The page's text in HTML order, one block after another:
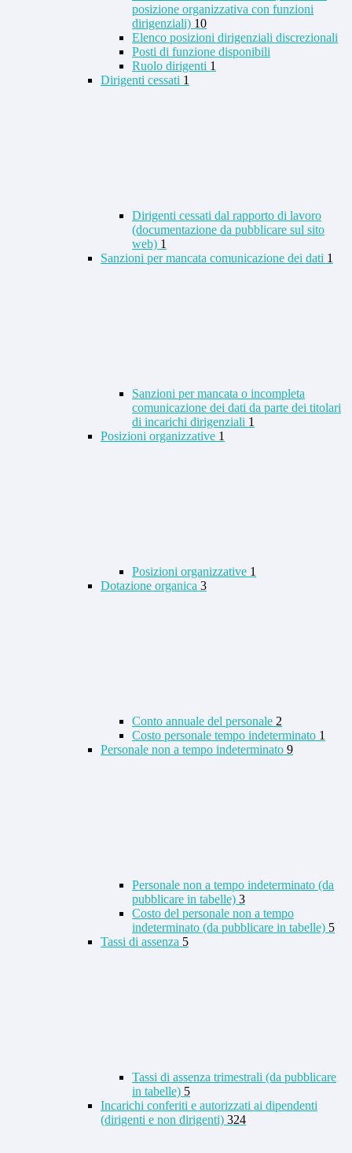
posizione organizzativa con funzioni
dirigenziali) 10
Elenco posizioni dirigenziali discrezionali
Posti di funzione disponibili
Ruolo dirigenti 1
Dirigenti cessati 1
Dirigenti cessati dal rapporto di lavoro
(documentazione da pubblicare sul sito
web) 1
Sanzioni per mancata comunicazione dei dati 1
Sanzioni per mancata o incompleta
comunicazione dei dati da parte dei titolari
di incarichi dirigenziali 1
Posizioni organizzative 1
Posizioni organizzative 1
Dotazione organica 3
Conto annuale del personale 2
Costo personale tempo indeterminato 1
Personale non a tempo indeterminato 9
Personale non a tempo indeterminato (da
pubblicare in tabelle) 3
Costo del personale non a tempo
indeterminato (da pubblicare in tabelle) 5
Tassi di assenza 5
Tassi di assenza trimestrali (da pubblicare
in tabelle) 5
Incarichi conferiti e autorizzati ai dipendenti
(dirigenti e non dirigenti) 324